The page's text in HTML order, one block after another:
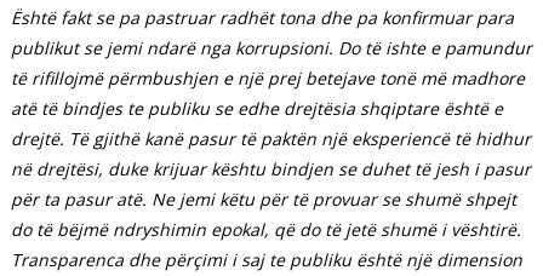
Është fakt se pa pastruar radhët tona dhe pa konfirmuar para
publikut se jemi ndarë nga korrupsioni. Do të ishte e pamundur
të rifillojmë përmbushjen e një prej betejave tonë më madhore
atë të bindjes te publiku se edhe drejtësia shqiptare është e
drejtë. Të gjithë kanë pasur të paktën një eksperiencë të hidhur
në drejtësi, duke krijuar kështu bindjen se duhet të jesh i pasur
për ta pasur atë. Ne jemi këtu për të provuar se shumë shpejt
do të bëjmë ndryshimin epokal, që do të jetë shumë i vështirë.
Transparenca dhe përçimi i saj te publiku është një dimension